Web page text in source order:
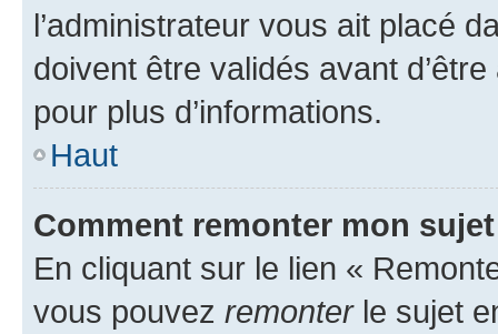
l’administrateur vous ait placé
doivent être validés avant
pour plus d’informations.
Haut
Comment remonter mon
En cliquant sur le lien «
vous pouvez remonterle sujet